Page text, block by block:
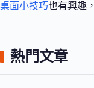
桌面小技巧也有興趣
熱門文章